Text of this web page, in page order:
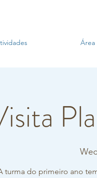
Área
turma do primeiro ano